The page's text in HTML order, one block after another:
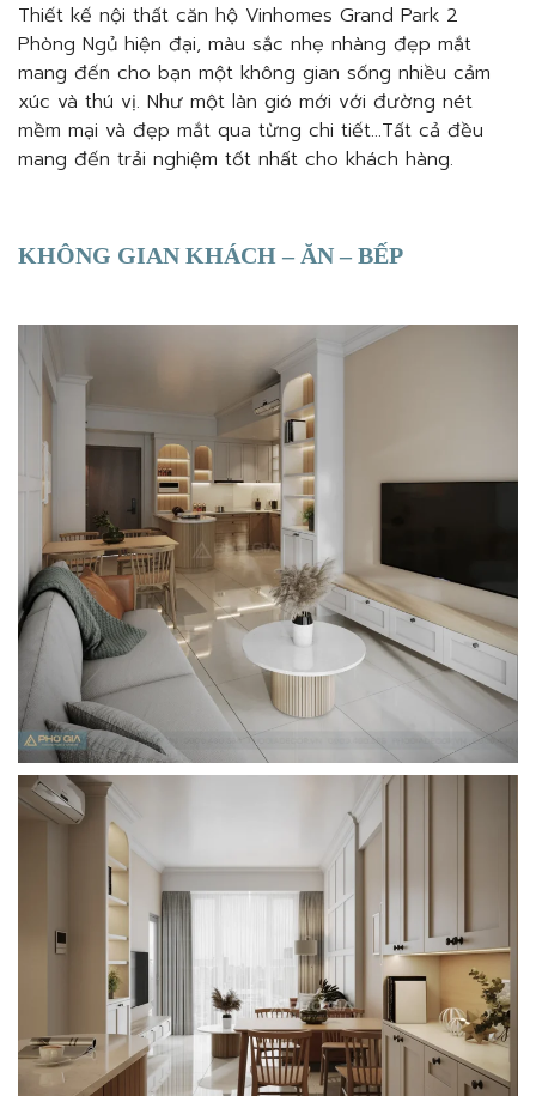
Thiết kế nội thất căn hộ Vinhomes Grand Park 2
Phòng Ngủ hiện đại, màu sắc nhẹ nhàng đẹp mắt
mang đến cho bạn một không gian sống nhiều cảm
xúc và thú vị. Như một làn gió mới với đường nét
mềm mại và đẹp mắt qua từng chi tiết…Tất cả đều
mang đến trải nghiệm tốt nhất cho khách hàng.
KHÔNG GIAN KHÁCH – ĂN – BẾP